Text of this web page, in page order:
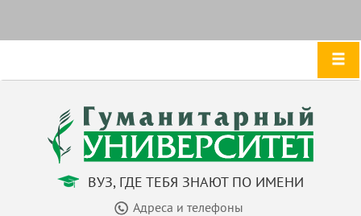
ВУЗ, ГДЕ ТЕБЯ ЗНАЮТ ПО ИМЕНИ
Адреса и телефоны